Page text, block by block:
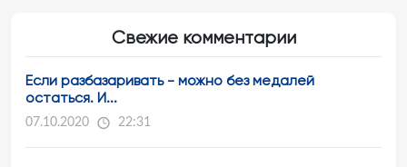
Свежие комментарии
Если разбазаривать - можно без медалей
остаться. И...
07.10.2020 22:31